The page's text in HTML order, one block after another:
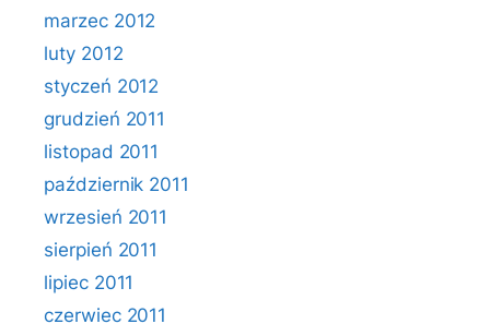
marzec 2012
luty 2012
styczeń 2012
grudzień 2011
listopad 2011
październik 2011
wrzesień 2011
sierpień 2011
lipiec 2011
czerwiec 2011